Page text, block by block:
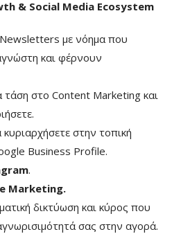
& Social Media Ecosystem
Newsletters με νόημα που
και φέρνουν
τάση στο Content Marketing και
στην τοπική
Business Profile.
.
Marketing.
δικτύωση και κύρος που
σας στην αγορά.